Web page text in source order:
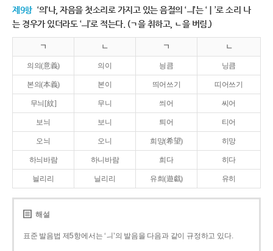
제9항 ‘의’나, 자음을 첫소리로 가지고 있는 음절의 ‘ㅢ’는 ‘ㅣ’로 소리 나
는 경우가 있더라도 ‘ㅢ’로 적는다. (ㄱ을 취하고, ㄴ을 버림.)
ㄱ ㄴ ㄱ ㄴ
의의(意義) 의이 닁큼 닝큼
본의(本義) 본이 띄어쓰기 띠어쓰기
무늬[紋] 무니 씌어 씨어
보늬 보니 틔어 티어
오늬 오니 희망(希望) 히망
하늬바람 하니바람 희다 히다
늴리리 닐리리 유희(遊戱) 유히
해설
표준 발음법 제5항에서는 ‘ㅢ’의 발음을 다음과 같이 규정하고 있다.